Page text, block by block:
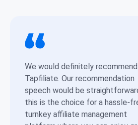
We would definitely recommend
Tapfiliate. Our recommendation
speech would be
this is the choice for a hassle-
turnkey affiliate management